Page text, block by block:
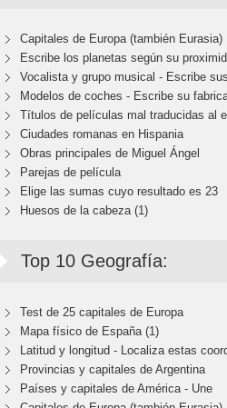
Capitales de Europa (también Eurasia)
Escribe los planetas según su
Vocalista y grupo musical - Escribe
Modelos de coches - Escribe su
Títulos de películas mal traducidas al
Ciudades romanas en Hispania
Obras principales de Miguel Ángel
Parejas de película
Elige las sumas cuyo resultado es 23
Huesos de la cabeza (1)
Top 10 Geografía:
Test de 25 capitales de Europa
Mapa físico de España (1)
Latitud y longitud - Localiza estas
Provincias y capitales de Argentina
Países y capitales de América - Une